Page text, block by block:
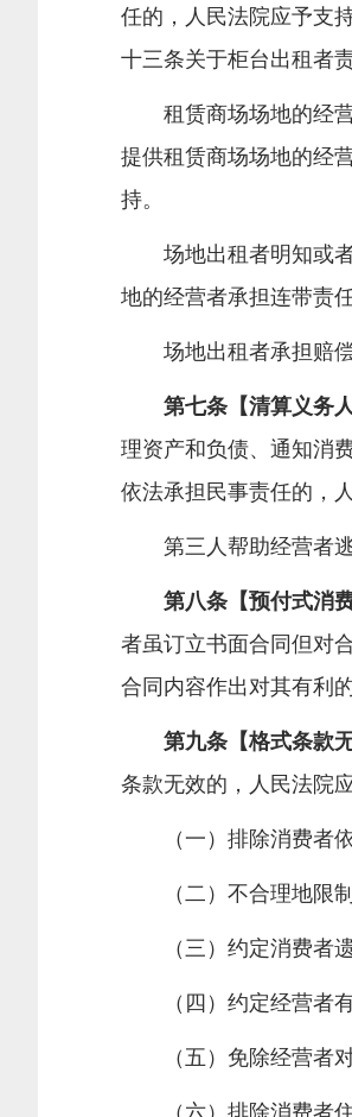
任的，人民法院应予支
十三条关于柜台出租者
租赁商场场地的经营
提供租赁商场场地的经
持。
场地出租者明知或者
地的经营者承担连带责
场地出租者承担赔偿
第七条【清算义务人
理资产和负债、通知消
依法承担民事责任的，
第三人帮助经营者逃
第八条【预付式消费
者虽订立书面合同但对
合同内容作出对其有利
第九条【格式条款无
条款无效的，人民法院
（一）排除消费者依
（二）不合理地限制
（三）约定消费者遗
（四）约定经营者有
（五）免除经营者对
（六）排除消费者住